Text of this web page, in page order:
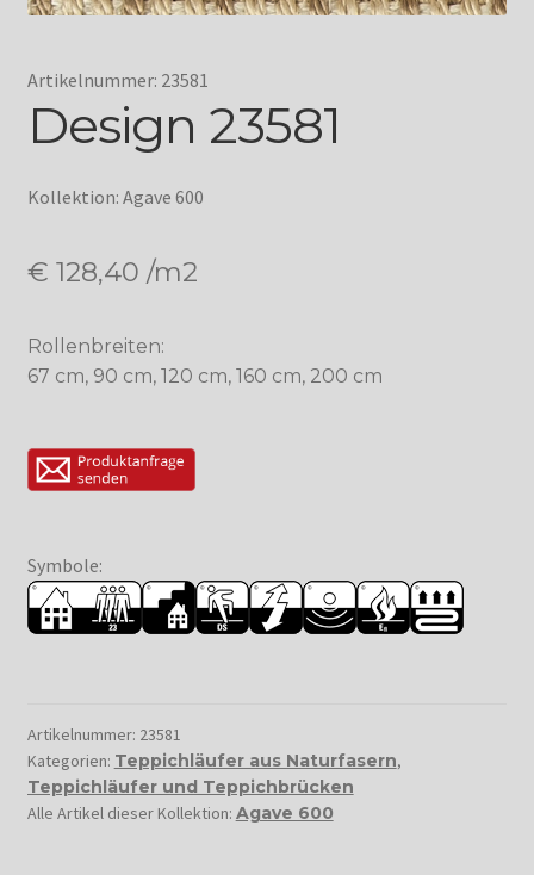
Artikelnummer: 23581
Design 23581
Kollektion: Agave 600
€ 128,40 /m2
Rollenbreiten:
67 cm, 90 cm, 120 cm, 160 cm, 200 cm
Symbole:
Artikelnummer: 23581
Kategorien: Teppichläufer aus Naturfasern,
Teppichläufer und Teppichbrücken
Alle Artikel dieser Kollektion: Agave 600